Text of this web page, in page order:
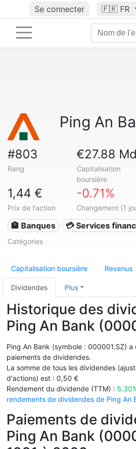
Se connecter 🇫🇷 FR
Ping An
#803
Rang
€27.88 Md
Capitalisation
boursière
1,44 €
Prix de l'action
-0.71%
Changement (1
🏦 Banques 💳 Services
Catégories
Capitalisation boursière Revenus
Dividendes Plus
Historique des
Ping An Bank
Ping An Bank (symbole : 000001.SZ)
paiements de dividendes.
La somme de tous les dividendes
d'actions) est : 0,50 €
Rendement du dividende (TTM) :
rendements de dividendes de Ping An
Paiements de
Ping An Bank